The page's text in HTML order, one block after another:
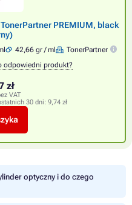
PREMIUM, black
42,66 gr / ml
TonerPartner
odpowiedni produkt?
zł
VAT
30 dni: 9,74 zł
optyczny i do czego